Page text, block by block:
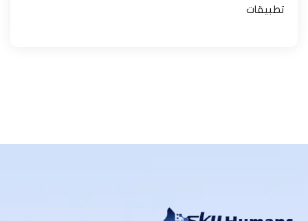
تطبيقات